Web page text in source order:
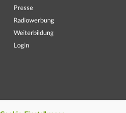
Presse
Radiowerbung
Weiterbildung
Login